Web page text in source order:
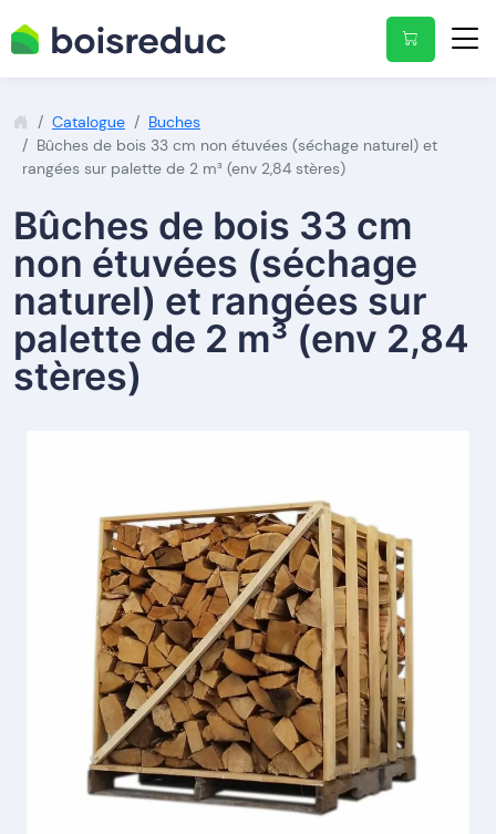
Catalogue
Buches
Bûches de bois 33 cm non étuvées (séchage naturel) et
rangées sur palette de 2 m³ (env 2,84 stères)
Bûches de bois 33 cm
non étuvées (séchage
naturel) et rangées sur
palette de 2 m³ (env 2,84
stères)